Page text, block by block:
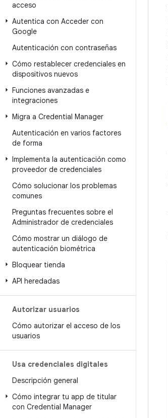
acceso
Autentica con Acceder con
Google
Autenticación con contraseñas
Cómo restablecer credenciales en
dispositivos nuevos
Funciones avanzadas e
integraciones
Migra a Credential Manager
Autenticación en varios factores
de forma
Implementa la autenticación como
proveedor de credenciales
Cómo solucionar los problemas
comunes
Preguntas frecuentes sobre el
Administrador de credenciales
Cómo mostrar un diálogo de
autenticación biométrica
Bloquear tienda
API heredadas
Autorizar usuarios
Cómo autorizar el acceso de los
usuarios
Usa credenciales digitales
Descripción general
Cómo integrar tu app de titular
con Credential Manager